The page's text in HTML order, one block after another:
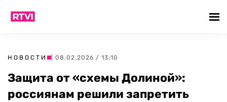
НОВОСТИ | 08.02.2026 / 13:10
Защита от «схемы Долиной»:
россиянам решили запретить